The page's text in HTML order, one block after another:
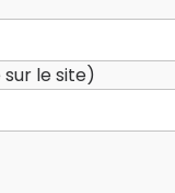
le site)